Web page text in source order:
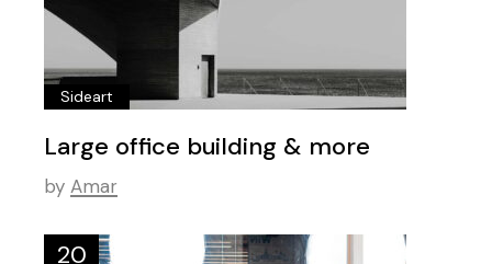
Sideart
Large office building & more
by Amar
20